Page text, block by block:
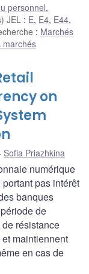
personnel,
JEL : E, E4, E44,
: Marchés
marchés
on
Sofia Priazhkina
numérique
pas intérêt
banques
de
résistance
maintiennent
en cas de